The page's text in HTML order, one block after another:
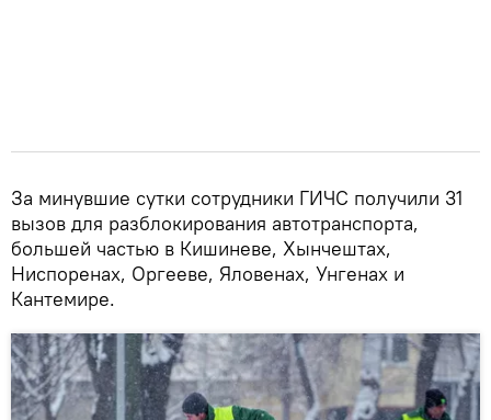
За минувшие сутки сотрудники ГИЧС получили 31
вызов для разблокирования автотранспорта,
большей частью в Кишиневе, Хынчештах,
Ниспоренах, Оргееве, Яловенах, Унгенах и
Кантемире.